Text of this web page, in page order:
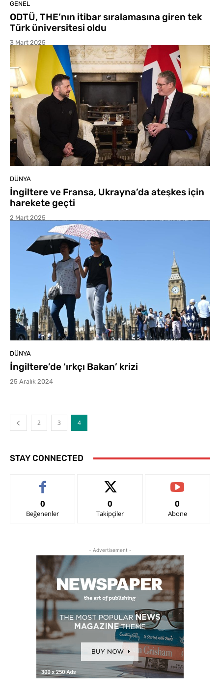
GENEL
ODTÜ, THE’nın itibar sıralamasına giren tek
Türk üniversitesi oldu
3 Mart 2025
DÜNYA
İngiltere ve Fransa, Ukrayna’da ateşkes için
harekete geçti
2 Mart 2025
DÜNYA
İngiltere’de ‘ırkçı Bakan’ krizi
25 Aralık 2024
2 3 4
STAY CONNECTED
0
Beğenenler
0
Takipçiler
0
Abone
- Advertisement -